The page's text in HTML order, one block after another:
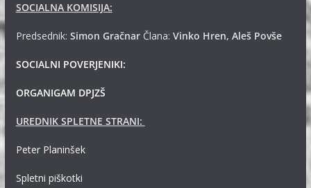
SOCIALNA KOMISIJA:
Predsednik: Simon GračnarČlana: Vinko Hren, Aleš Povše
SOCIALNI POVERJENIKI:
ORGANIGAM DPJZŠ
UREDNIK SPLETNE STRANI:
Peter Planinšek
Spletni piškotki